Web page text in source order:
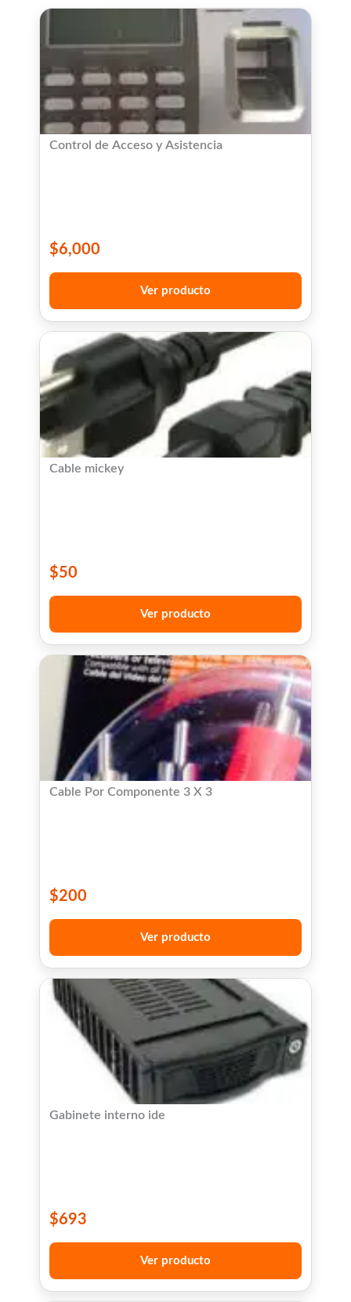
Control de Acceso y Asistencia
$6,000
Ver producto
Cable mickey
$50
Ver producto
Cable Por Componente 3 X 3
$200
Ver producto
Gabinete interno ide
$693
Ver producto